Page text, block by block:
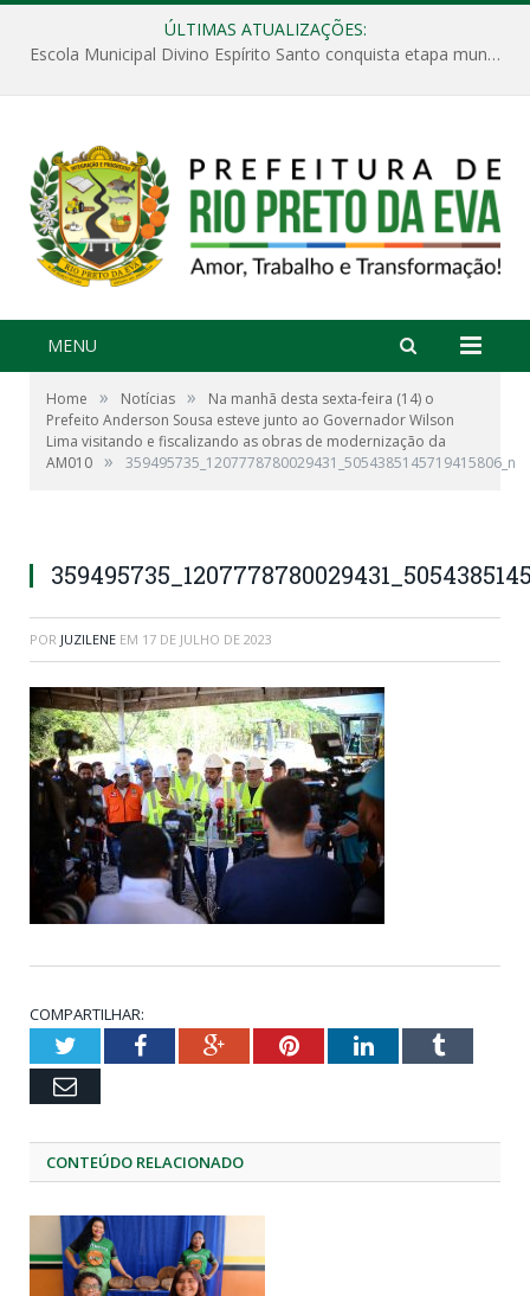
ÚLTIMAS ATUALIZAÇÕES:
Escola Municipal Divino Espírito Santo conquista etapa municipal da V Feira Amazonense de Matemática
MENU
Home » Notícias »
Na manhã desta sexta-feira (14) o
Prefeito Anderson Sousa esteve junto ao Governador Wilson
Lima visitando e fiscalizando as obras de modernização da
AM010 » 359495735_1207778780029431_5054385145719415806_n
POR JUZILENE EM 17 DE JULHO DE 2023
COMPARTILHAR:
TwitterFacebookGoogle+PinterestLinkedInTumblr
Email
CONTEÚDO RELACIONADO